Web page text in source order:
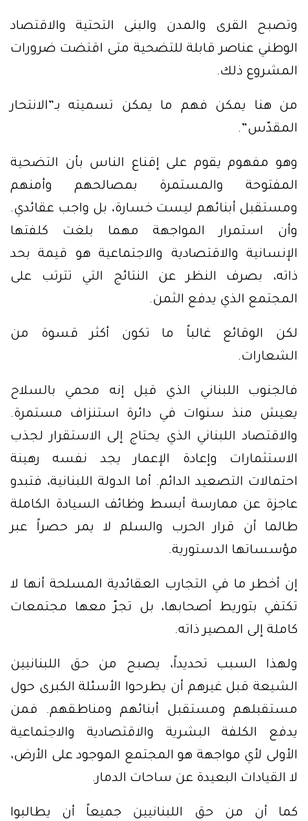
وتصبح القرى والمدن والبنى التحتية والاقتصاد
الوطني عناصر قابلة للتضحية متى اقتضت ضرورات
المشروع ذلك.
من هنا يمكن فهم ما يمكن تسميته بـ”الانتحار
المقدّس”.
وهو مفهوم يقوم على إقناع الناس بأن التضحية
المفتوحة والمستمرة بمصالحهم وأمنهم
ومستقبل أبنائهم ليست خسارة، بل واجب عقائدي.
وأن استمرار المواجهة مهما بلغت كلفتها
الإنسانية والاقتصادية والاجتماعية هو قيمة بحد
ذاته، بصرف النظر عن النتائج التي تترتب على
المجتمع الذي يدفع الثمن.
لكن الوقائع غالباً ما تكون أكثر قسوة من
الشعارات.
فالجنوب اللبناني الذي قيل إنه محمي بالسلاح
يعيش منذ سنوات في دائرة استنزاف مستمرة.
والاقتصاد اللبناني الذي يحتاج إلى الاستقرار لجذب
الاستثمارات وإعادة الإعمار يجد نفسه رهينة
احتمالات التصعيد الدائم. أما الدولة اللبنانية، فتبدو
عاجزة عن ممارسة أبسط وظائف السيادة الكاملة
طالما أن قرار الحرب والسلم لا يمر حصراً عبر
مؤسساتها الدستورية.
إن أخطر ما في التجارب العقائدية المسلحة أنها لا
تكتفي بتوريط أصحابها، بل تجرّ معها مجتمعات
كاملة إلى المصير ذاته.
ولهذا السبب تحديداً، يصبح من حق اللبنانيين
الشيعة قبل غيرهم أن يطرحوا الأسئلة الكبرى حول
مستقبلهم ومستقبل أبنائهم ومناطقهم. فمن
يدفع الكلفة البشرية والاقتصادية والاجتماعية
الأولى لأي مواجهة هو المجتمع الموجود على الأرض،
لا القيادات البعيدة عن ساحات الدمار.
كما أن من حق اللبنانيين جميعاً أن يطالبوا